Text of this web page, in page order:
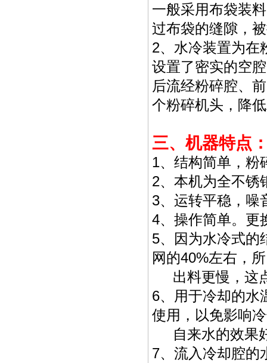
一般采用布袋装
过布袋的缝隙，
2、水冷装置为在
设置了密实的空
后流经粉碎腔、
个粉碎机头，降
三、机器特点
1、结构简单，粉
2、本机为全不锈
3、运转平稳，噪
4、操作简单。更
5、因为水冷式的
网的40%左右，
出料更慢，这
6、用于冷却的水
使用，以免影响
自来水的效果
7、流入冷却腔的